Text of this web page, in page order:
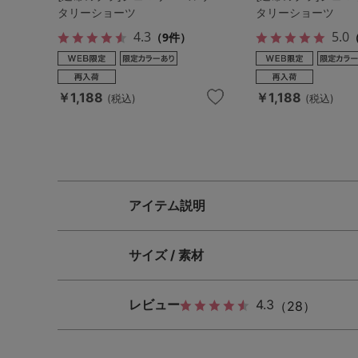
タリーショーツ
4.3 （9件）
￥1,188 (税込)
タリーショーツ
5.0
￥1,188 (税込)
アイテム説明
サイズ / 素材
レビュー 4.3 （28）